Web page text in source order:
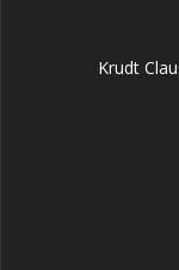
Krudt